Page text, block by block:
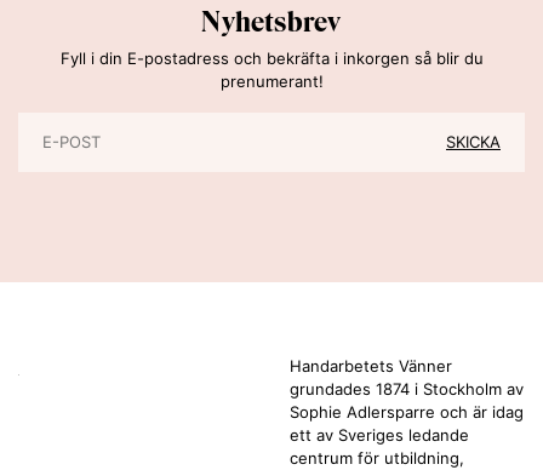
Nyhetsbrev
Fyll i din E-postadress och bekräfta i inkorgen så blir du
prenumerant!
Handarbetets Vänner
grundades 1874 i Stockholm av
Sophie Adlersparre och är idag
ett av Sveriges ledande
centrum för utbildning,